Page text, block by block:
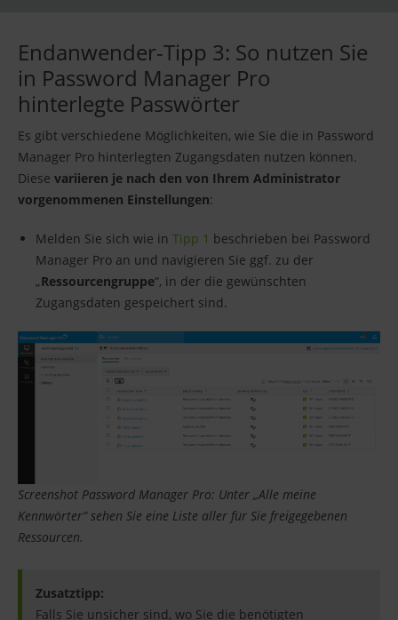
Endanwender-Tipp 3: So nutzen Sie
in Password Manager Pro
hinterlegte Passwörter
Es gibt verschiedene Möglichkeiten, wie Sie die in Password
Manager Pro hinterlegten Zugangsdaten nutzen können.
Diese variieren je nach den von Ihrem Administrator
vorgenommenen Einstellungen:
Melden Sie sich wie in Tipp 1 beschrieben bei Password
Manager Pro an und navigieren Sie ggf. zu der
„Ressourcengruppe“, in der die gewünschten
Zugangsdaten gespeichert sind.
Screenshot Password Manager Pro: Unter „Alle meine
Kennwörter“ sehen Sie eine Liste aller für Sie freigegebenen
Ressourcen.
Zusatztipp:
Falls Sie unsicher sind, wo Sie die benötigten